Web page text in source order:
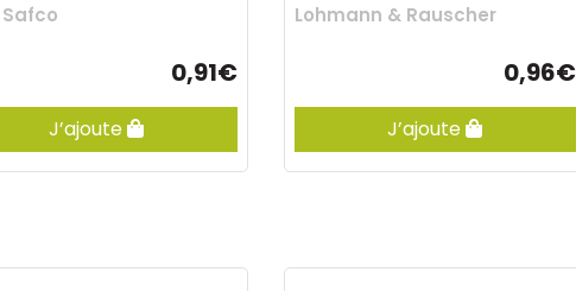
0,91€
J’ajoute
Lohmann & Rauscher
0,96€
J’ajoute